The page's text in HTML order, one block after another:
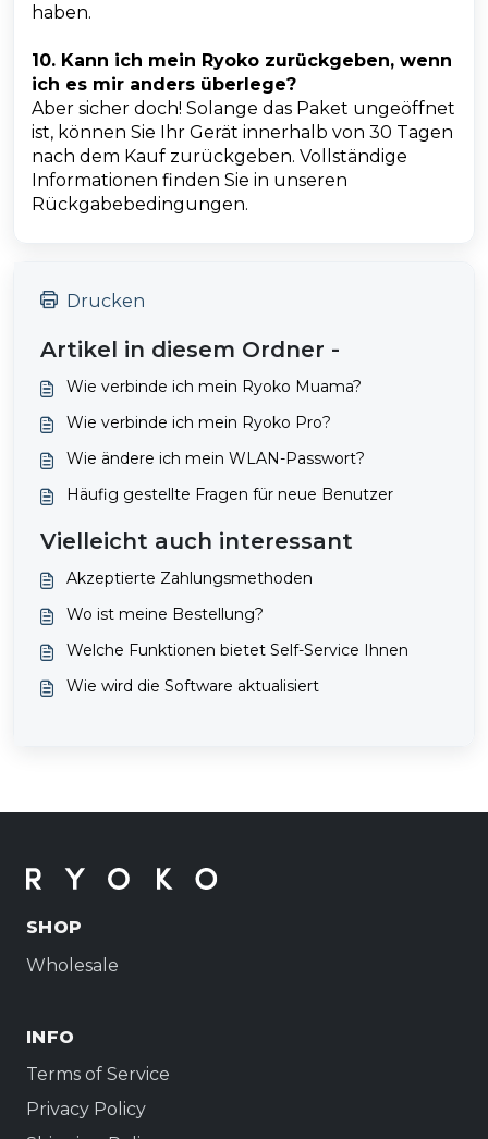
haben.
10. Kann ich mein Ryoko zurückgeben, wenn
ich es mir anders überlege?
Aber sicher doch! Solange das Paket ungeöffnet
ist, können Sie Ihr Gerät innerhalb von 30 Tagen
nach dem Kauf zurückgeben. Vollständige
Informationen finden Sie in unseren
Rückgabebedingungen.
Drucken
Artikel in diesem Ordner -
Wie verbinde ich mein Ryoko Muama?
Wie verbinde ich mein Ryoko Pro?
Wie ändere ich mein WLAN-Passwort?
Häufig gestellte Fragen für neue Benutzer
Vielleicht auch interessant
Akzeptierte Zahlungsmethoden
Wo ist meine Bestellung?
Welche Funktionen bietet Self-Service Ihnen
Wie wird die Software aktualisiert
SHOP
Wholesale
INFO
Terms of Service
Privacy Policy